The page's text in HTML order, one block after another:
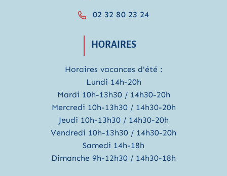
02 32 80 23 24
HORAIRES
Horaires vacances d'été :
Lundi 14h-20h
Mardi 10h-13h30 / 14h30-20h
Mercredi 10h-13h30 / 14h30-20h
Jeudi 10h-13h30 / 14h30-20h
Vendredi 10h-13h30 / 14h30-20h
Samedi 14h-18h
Dimanche 9h-12h30 / 14h30-18h